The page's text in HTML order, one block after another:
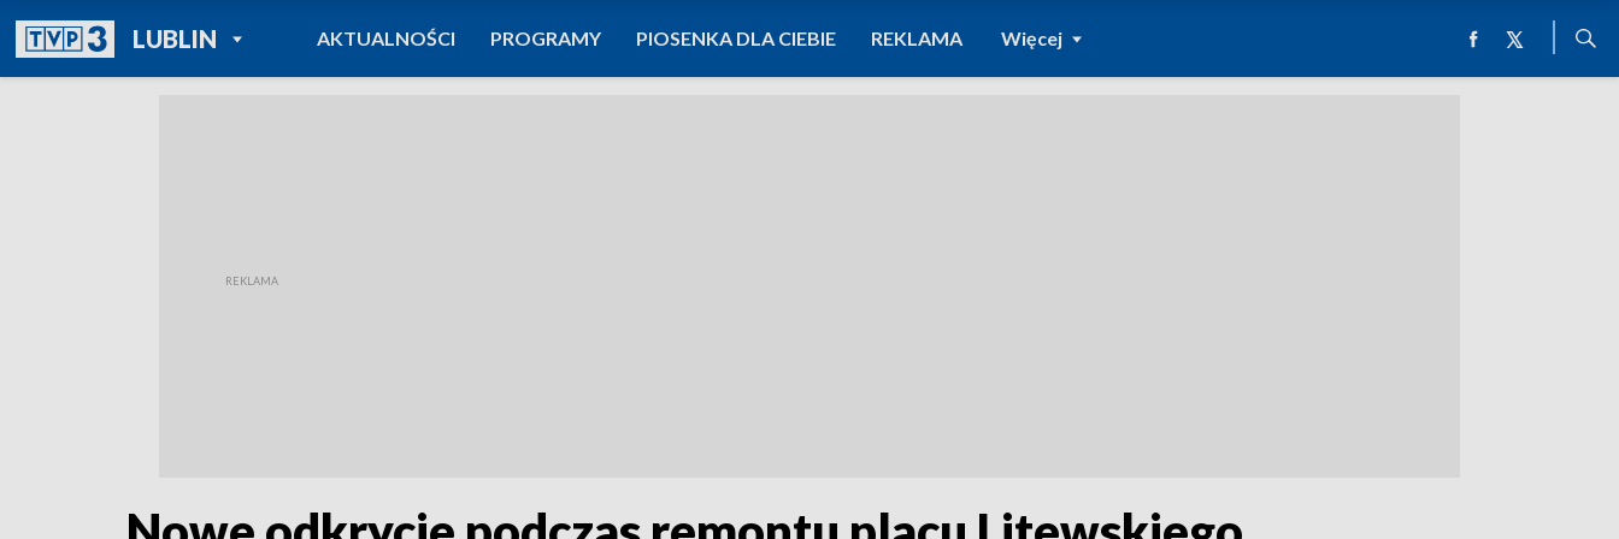
LUBLINPOWRÓT DO
TVP REGIONY
AKTUALNOŚCI PROGRAMY PIOSENKA DLA CIEBIE REKLAMA Więcej